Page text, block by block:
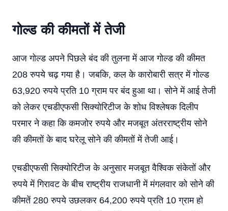
गोल्ड की कीमतों में तेजी
आज गोल्ड अपने पिछले बंद की तुलना में आज गोल्ड की कीमत
208 रुपये चढ़ गया है। जबकि, कल के कारोबारी सत्र में गोल्ड
63,920 रुपये प्रति 10 ग्राम पर बंद हुआ था। सोने में आई तेजी
को लेकर एचडीएफसी सिक्योरिटीज के शोध विश्लेषक दिलीप
परमार ने कहा कि कमजोर रुपये और मजबूत अंतरराष्ट्रीय सोने
की कीमतों के बाद घरेलू सोने की कीमतों में तेजी आई।
एचडीएफसी सिक्योरिटीज के अनुसार मजबूत वैश्विक संकेतों और
रुपये में गिरावट के बीच राष्ट्रीय राजधानी में मंगलवार को सोने की
कीमतें 280 रुपये उछलकर 64,200 रुपये प्रति 10 ग्राम हो